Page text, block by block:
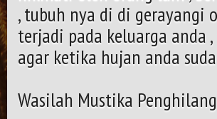
, tubuh nya di di gerayangi
terjadi pada keluarga anda
agar ketika hujan anda
Wasilah Mustika